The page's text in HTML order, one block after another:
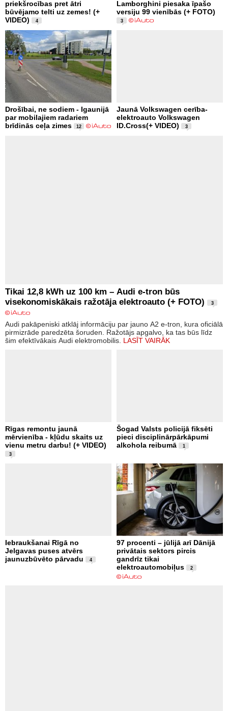
priekšrocības pret ātri
būvējamo telti uz zemes! (+
VIDEO)
4
Lamborghini piesaka īpašo
versiju 99 vienībās (+ FOTO)
3
Drošībai, ne sodiem - Igaunijā
par mobilajiem radariem
brīdinās ceļa zimes
12
Jaunā Volkswagen cerība-
elektroauto Volkswagen
ID.Cross(+ VIDEO)
3
Tikai 12,8 kWh uz 100 km – Audi e-tron būs
visekonomiskākais ražotāja elektroauto (+ FOTO)
3
Audi pakāpeniski atklāj informāciju par jauno A2 e-tron, kura oficiālā
pirmizrāde paredzēta šoruden. Ražotājs apgalvo, ka tas būs līdz
šim efektīvākais Audi elektromobilis. LASĪT VAIRĀK
Rīgas remontu jaunā
mērvienība - kļūdu skaits uz
vienu metru darbu! (+ VIDEO)
3
Šogad Valsts policijā fiksēti
pieci disciplinārpārkāpumi
alkohola reibumā
1
Iebraukšanai Rīgā no
Jelgavas puses atvērs
jaunuzbūvēto pārvadu
4
97 procenti – jūlijā arī Dānijā
privātais sektors pircis
gandrīz tikai
elektroautomobiļus
2